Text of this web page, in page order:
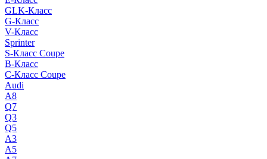
GLK-Класс
G-Класс
V-Класс
Sprinter
S-Класс Сoupe
B-Класс
C-Класс Coupe
Audi
A8
Q7
Q3
Q5
A3
A5